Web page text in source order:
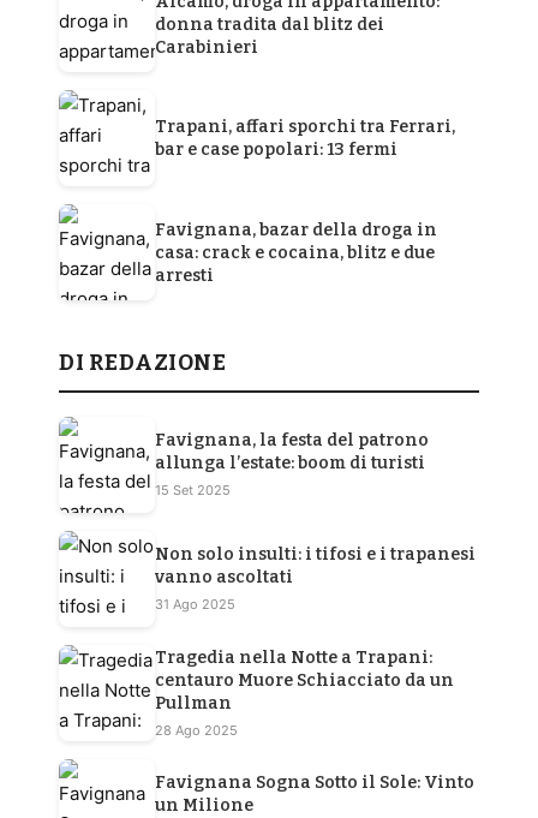
donna tradita dal blitz dei
Carabinieri
Trapani, affari sporchi tra Ferrari,
bar e case popolari: 13 fermi
Favignana, bazar della droga in
casa: crack e cocaina, blitz e due
arresti
DI REDAZIONE
Favignana, la festa del patrono
allunga l’estate: boom di turisti
15 Set 2025
Non solo insulti: i tifosi e i trapanesi
vanno ascoltati
31 Ago 2025
Tragedia nella Notte a Trapani:
centauro Muore Schiacciato da un
Pullman
28 Ago 2025
Favignana Sogna Sotto il Sole: Vinto
un Milione